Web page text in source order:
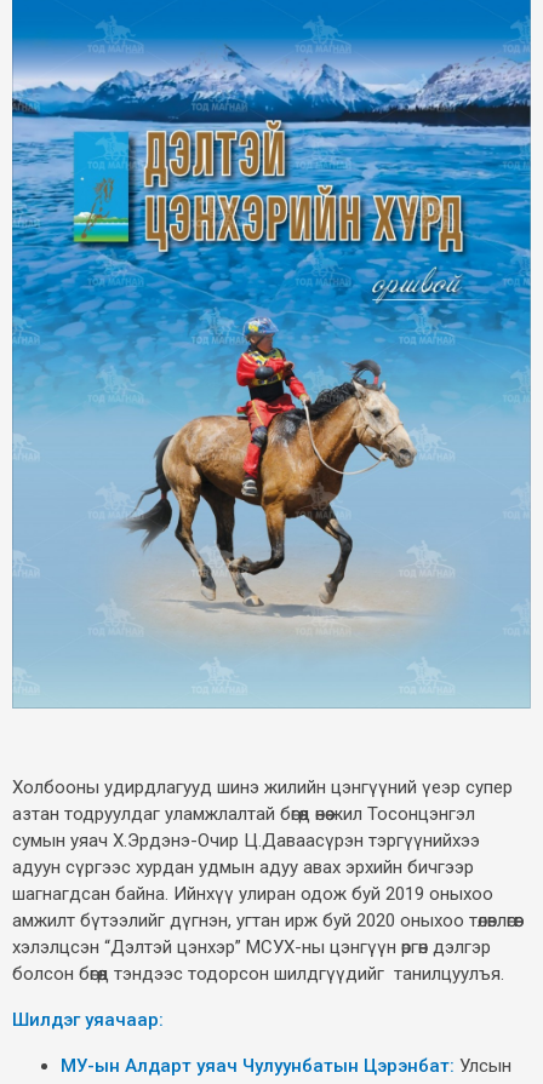
Холбооны удирдлагууд шинэ жилийн цэнгүүний үеэр супер
азтан тодруулдаг уламжлалтай бөгөөд өнөө жил Тосонцэнгэл
сумын уяач Х.Эрдэнэ-Очир Ц.Даваасүрэн тэргүүнийхээ
адуун сүргээс хурдан удмын адуу авах эрхийн бичгээр
шагнагдсан байна. Ийнхүү улиран одож буй 2019 оныхоо
амжилт бүтээлийг дүгнэн, угтан ирж буй 2020 оныхоо төлөвлөгөөг
хэлэлцсэн “Дэлтэй цэнхэр” МСУХ-ны цэнгүүн өргөн дэлгэр
болсон бөгөөд тэндээс тодорсон шилдгүүдийг танилцуулъя.
Шилдэг уяачаар:
МУ-ын Алдарт уяач Чулуунбатын Цэрэнбат: Улсын